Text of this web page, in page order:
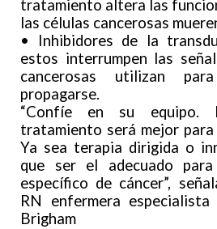
tratamiento altera las
las células cancerosas
• Inhibidores de la
estos interrumpen las
cancerosas utilizan
propagarse.
“Confíe en su equipo.
tratamiento será mejor
Ya sea terapia dirigida o
que ser el adecuado
específico de cáncer”,
RN enfermera
Brigham